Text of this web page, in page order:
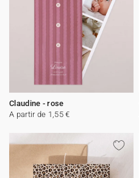
Claudine - rose
A partir de 1,55 €